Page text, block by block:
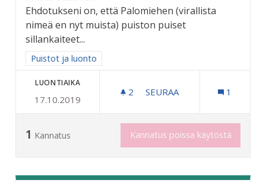
Ehdotukseni on, että Palomiehen (virallista
nimeä en nyt muista) puiston puiset
sillankaiteet...
Rajaa tulokset aihepiirin mukaan: Puistot ja luonto
Puistot ja luonto
LUONTIAIKA
17.10.2019
2 2 SEURAAJAA
SEURAA 1
1 Kannatus Kannatus poissa käytöstä